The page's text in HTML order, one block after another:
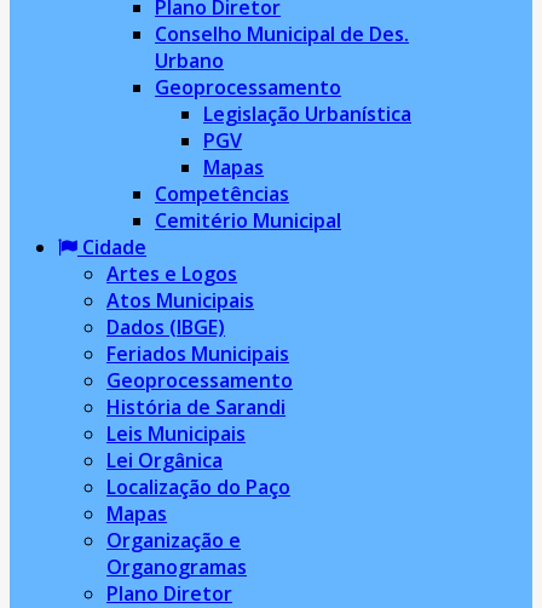
Plano Diretor
Conselho Municipal de Des.
Urbano
Geoprocessamento
Legislação Urbanística
PGV
Mapas
Competências
Cemitério Municipal
Cidade
Artes e Logos
Atos Municipais
Dados (IBGE)
Feriados Municipais
Geoprocessamento
História de Sarandi
Leis Municipais
Lei Orgânica
Localização do Paço
Mapas
Organização e
Organogramas
Plano Diretor